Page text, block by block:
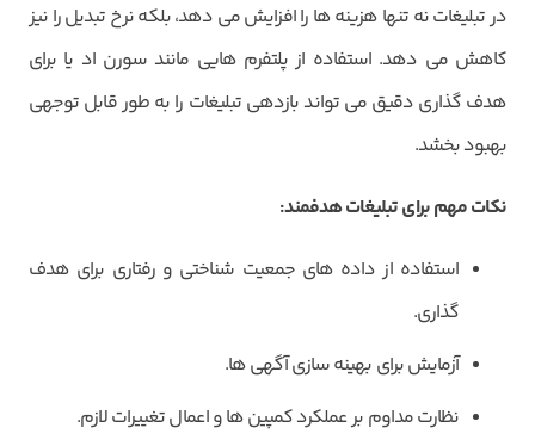
در تبلیغات نه تنها هزینه ها را افزایش می دهد، بلکه نرخ تبدیل را نیز
کاهش می دهد. استفاده از پلتفرم هایی مانند سورن اد یا برای
هدف گذاری دقیق می تواند بازدهی تبلیغات را به طور قابل توجهی
بهبود بخشد.
نکات مهم برای تبلیغات هدفمند:
استفاده از داده های جمعیت شناختی و رفتاری برای هدف
گذاری.
آزمایش برای بهینه سازی آگهی ها.
نظارت مداوم بر عملکرد کمپین ها و اعمال تغییرات لازم.